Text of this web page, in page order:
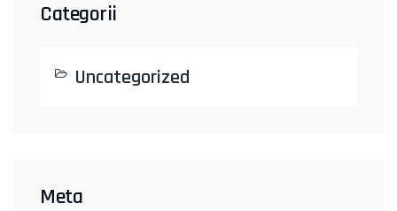
Categorii
Uncategorized
Meta